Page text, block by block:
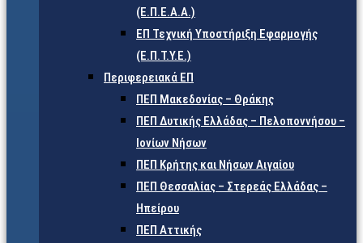
(Ε.Π.Ε.Α.Α.)
ΕΠ Τεχνική Υποστήριξη Εφαρμογής
(Ε.Π.Τ.Υ.Ε.)
Περιφερειακά ΕΠ
ΠΕΠ Μακεδονίας – Θράκης
ΠΕΠ Δυτικής Ελλάδας – Πελοποννήσου –
Ιονίων Νήσων
ΠΕΠ Κρήτης και Νήσων Αιγαίου
ΠΕΠ Θεσσαλίας – Στερεάς Ελλάδας –
Ηπείρου
ΠΕΠ Αττικής